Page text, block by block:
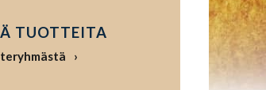
TUOTTEITA